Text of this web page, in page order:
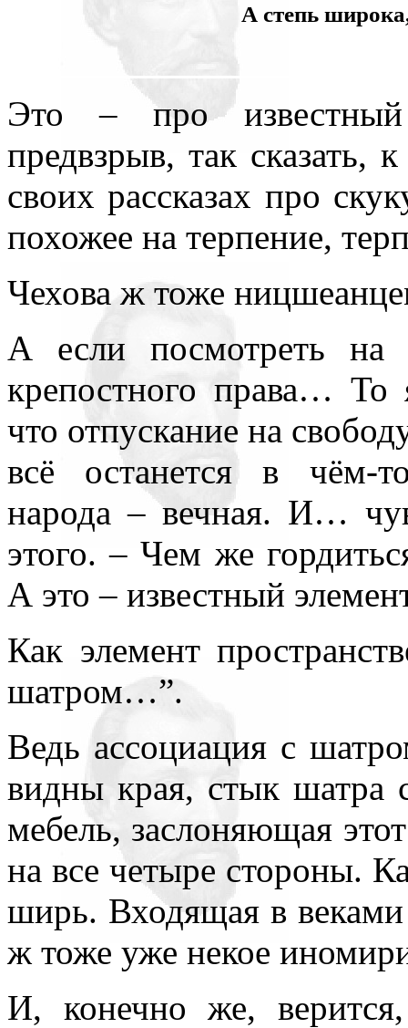
А степь
Это – про
предвзрыв, так сказать,
своих рассказах про
похожее на терпение,
Чехова ж тоже
А если посмотреть на
крепостного права… То
что отпускание на
всё останется в чём-
народа – вечная. И…
этого. – Чем же
А это – известный
Как элемент
шатром…”.
Ведь ассоциация с
видны края, стык шатра
мебель, заслоняющая
на все четыре стороны.
ширь. Входящая в
ж тоже уже некое
И, конечно же,